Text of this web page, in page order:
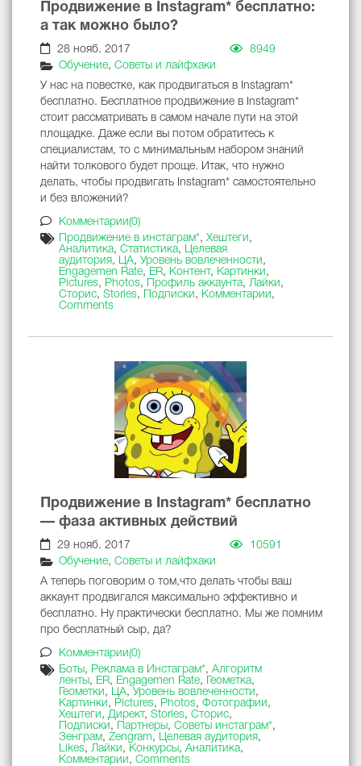
Продвижение в Instagram* бесплатно:
а так можно было?
28 нояб. 2017
8949
Обучение, Советы и лайфхаки
У нас на повестке, как продвигаться в Instagram*
бесплатно. Бесплатное продвижение в Instagram*
стоит рассматривать в самом начале пути на этой
площадке. Даже если вы потом обратитесь к
специалистам, то с минимальным набором знаний
найти толкового будет проще. Итак, что нужно
делать, чтобы продвигать Instagram* самостоятельно
и без вложений?
Комментарии(0)
Продвижение в инстаграм*, Хештеги ,
Аналитика, Статистика, Целевая
аудитория, ЦА, Уровень вовлеченности ,
Engagemen Rate, ER, Контент, Картинки ,
Pictures, Photos, Профиль аккаунта, Лайки ,
Сторис, Stories, Подписки , Комментарии ,
Comments
Продвижение в Instagram* бесплатно
— фаза активных действий
29 нояб. 2017
10591
Обучение, Советы и лайфхаки
А теперь поговорим о том,что делать чтобы ваш
аккаунт продвигался максимально эффективно и
бесплатно. Ну практически бесплатно. Мы же помним
про бесплатный сыр, да?
Комментарии(0)
Боты, Реклама в Инстаграм*, Алгоритм
ленты, ER, Engagemen Rate, Геометка,
Геометки, ЦА, Уровень вовлеченности,
Картинки, Pictures, Photos, Фотографии,
Хештеги, Директ, Stories, Сторис,
Подписки, Партнеры, Советы инстаграм*,
Зенграм, Zengram, Целевая аудитория,
Likes, Лайки, Конкурсы, Аналитика,
Комментарии, Comments